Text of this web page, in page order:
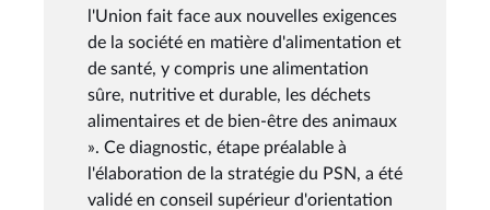
l'Union fait face aux nouvelles exigences
de la société en matière d'alimentation et
de santé, y compris une alimentation
sûre, nutritive et durable, les déchets
alimentaires et de bien-être des animaux
». Ce diagnostic, étape préalable à
l'élaboration de la stratégie du PSN, a été
validé en conseil supérieur d'orientation